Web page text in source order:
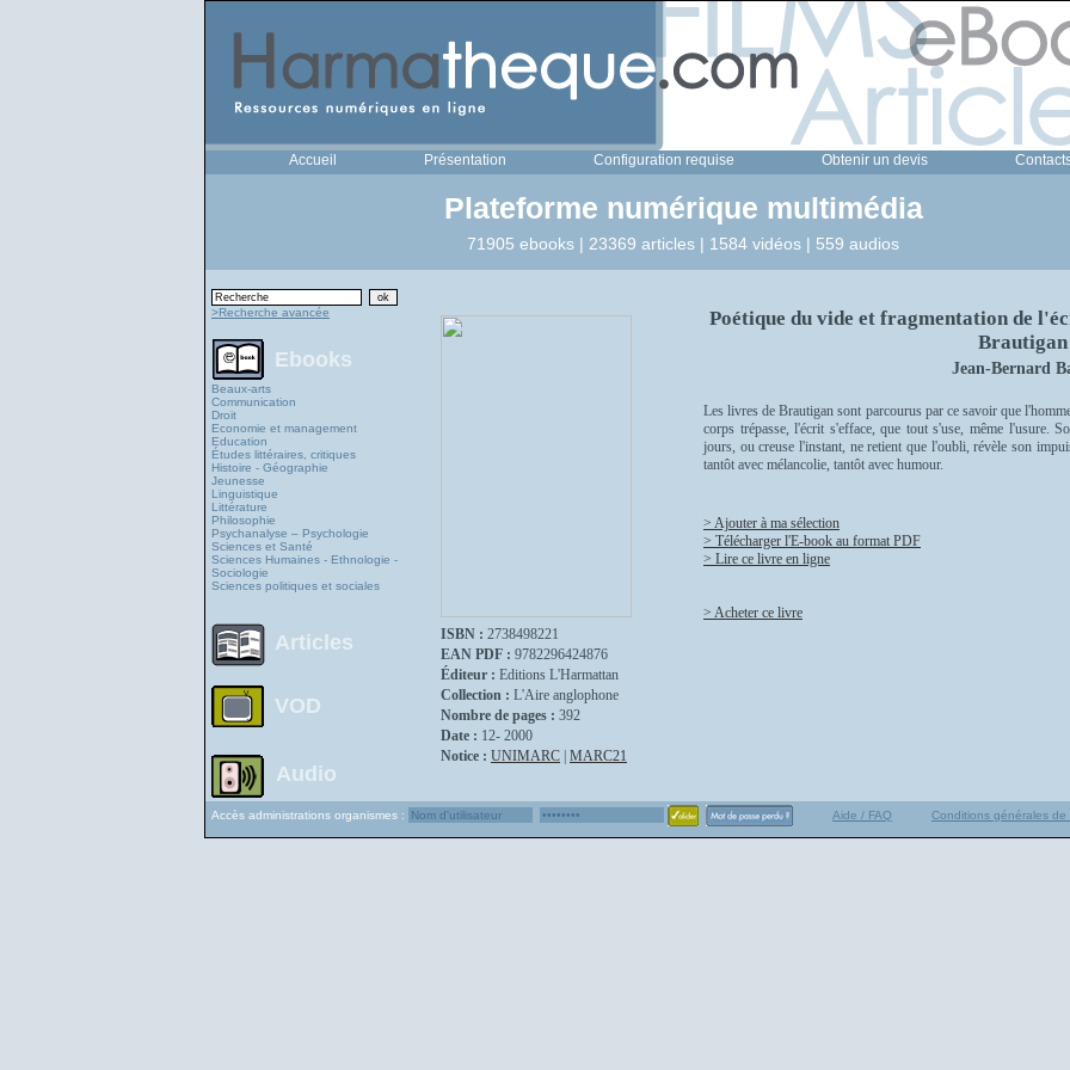
Accueil Présentation Configuration requise Obtenir un devis
Plateforme numérique multimédia
71905 ebooks | 23369 articles | 1584 vidéos | 559 audios
>Recherche avancée
Ebooks
Beaux-arts
Communication
Droit
Economie et management
Education
Études littéraires, critiques
Histoire - Géographie
Jeunesse
Linguistique
Littérature
Philosophie
Psychanalyse – Psychologie
Sciences et Santé
Sciences Humaines - Ethnologie -
Sociologie
Sciences politiques et sociales
Articles
VOD
Audio
ISBN : 2738498221
EAN PDF : 9782296424876
Éditeur : Editions L'Harmattan
Collection : L'Aire anglophone
Nombre de pages : 392
Date : 12- 2000
Notice : UNIMARC MARC21
Poétique du vide et fragmentation de
Brautigan
Jean-Bernard
Les livres de Brautigan sont parcourus par ce savoir que
corps trépasse, l'écrit s'efface, que tout s'use, même l'usure.
jours, ou creuse l'instant, ne retient que l'oubli, révèle son
tantôt avec mélancolie, tantôt avec humour.
> Ajouter à ma sélection
> Télécharger l'E-book au format PDF
> Lire ce livre en ligne
> Acheter ce livre
Accès administrations organismes : Aide / FAQ Conditions générales de